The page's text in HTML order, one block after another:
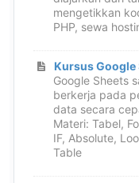
mengetikkan
PHP, sewa
Kursus Google
Google Sheets
berkerja pada
data secara
Materi: Tabel,
IF, Absolute,
Table